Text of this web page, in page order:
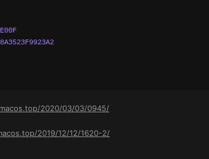
2020/03/03/0945/
2019/12/12/1620-2/